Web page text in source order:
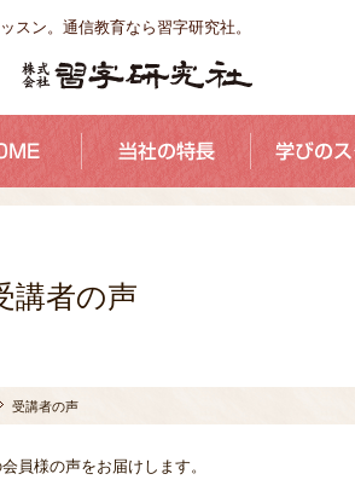
スン。通信教育なら習字研究社。
講者の声
受講者の声
員様の声をお届けします。